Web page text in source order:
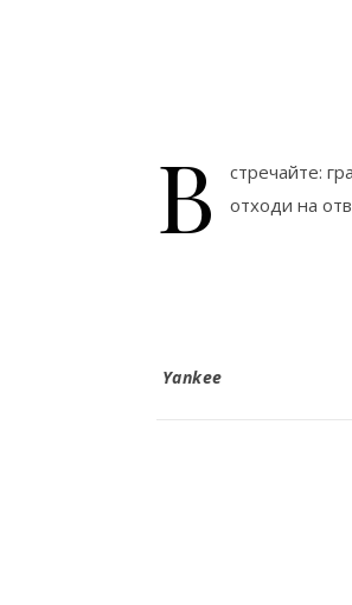
В
стречайте:
отходи на
Yankee